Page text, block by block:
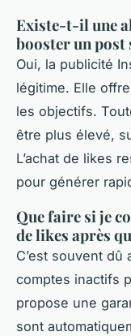
Existe-t-il une
booster un post
Oui, la publicité
légitime. Elle
les objectifs.
être plus élevé,
L’achat de likes
pour générer
Que faire si je
de likes après
C’est souvent
comptes inactifs
propose une
sont